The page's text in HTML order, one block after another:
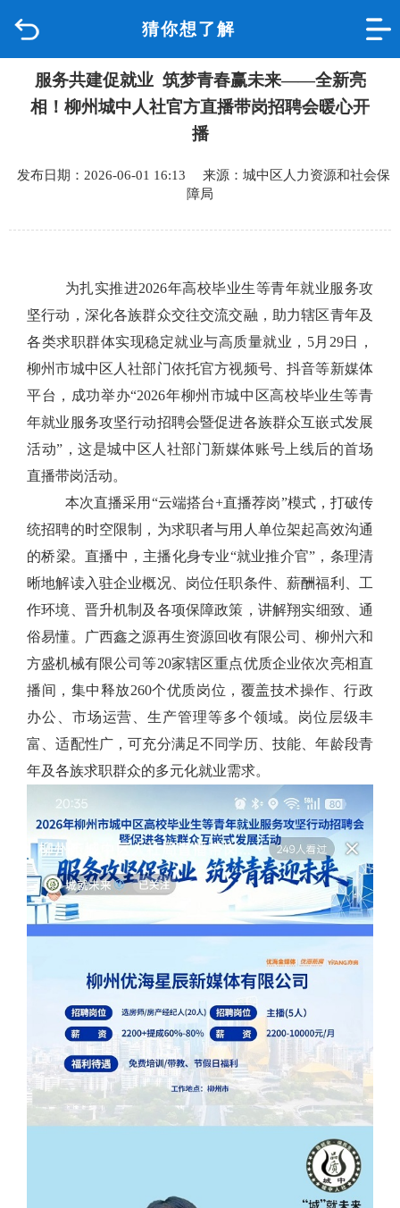
猜你想了解
品质城中
政府信息公开
网上办事
互动回应
服务共建促就业 筑梦青春赢未来——全新亮
相！柳州城中人社官方直播带岗招聘会暖心开
播
发布日期：2026-06-01 16:13 来源：城中区人力资源和社会保
障局
为扎实推进2026年高校毕业生等青年就业服务攻
坚行动，深化各族群众交往交流交融，助力辖区青年及
各类求职群体实现稳定就业与高质量就业， 5月 29日，
柳州市城中区人社部门依托官方视频号、抖音等新媒体
平台 ，成功举办“2026年柳州市城中区高校毕业生等青
年就业服务攻坚行动招聘会暨促进各族群众互嵌式发展
活动”，这是城中区人社部门新媒体账号 上线后的首场
直播带岗活动。
本次直播采用 “云端搭台+直播荐岗”模式， 打破传
统招聘的时空限制， 为求职者与用人单位架起高效沟通
的桥梁。 直播中， 主播化身专业“就业推介官” ，条理清
晰地解读入驻企业概况、岗位任职条件、薪酬福利、工
作环境、晋升机制及各项保障政策， 讲解翔实细致、通
俗易懂。
广西鑫之源再生资源回收有限公司、柳州六和
方盛机械有限公司等20家辖区重点优质企业依次亮相直
播间，集中释放260个优质岗位，覆盖技术操作、行政
办公、市场运营、生产管理等多个领域。 岗位层级丰
富、适配性广，可充分满足不同学历、技能、年龄段青
年及各族求职群众的多元化就业需求。